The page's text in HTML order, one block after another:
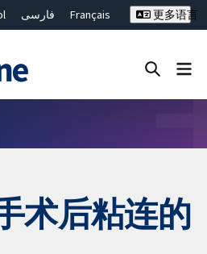
فارسی
Français
更多语言
术后粘连的